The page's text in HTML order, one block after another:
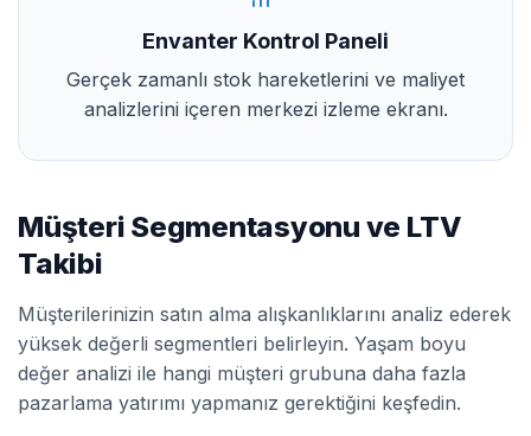
Envanter Kontrol Paneli
Gerçek zamanlı stok hareketlerini ve maliyet
analizlerini içeren merkezi izleme ekranı.
Müşteri Segmentasyonu ve LTV
Takibi
Müşterilerinizin satın alma alışkanlıklarını analiz ederek
yüksek değerli segmentleri belirleyin. Yaşam boyu
değer analizi ile hangi müşteri grubuna daha fazla
pazarlama yatırımı yapmanız gerektiğini keşfedin.